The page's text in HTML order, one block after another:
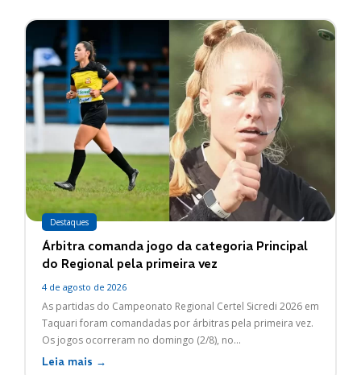
Destaques
Árbitra comanda jogo da categoria Principal
do Regional pela primeira vez
4 de agosto de 2026
As partidas do Campeonato Regional Certel Sicredi 2026 em
Taquari foram comandadas por árbitras pela primeira vez.
Os jogos ocorreram no domingo (2/8), no...
Leia mais →